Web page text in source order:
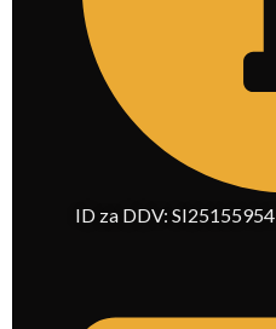
ID za DDV: SI25155954